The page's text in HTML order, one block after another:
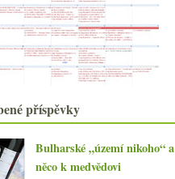
Crémant z Jury a opulentnější Pinot
z Mostu
Červená z Egeru od doktora
Stumpfa
Las Pizarras aneb velká „chladná“
Riesling s pozvánkou a další
šťavnatý z Frank
Univerzitní aukce, St.Emilion, bio
družstevní Cham...
Třikrát Jura od Château d'Arlay
příspěvky
Bulharské „území nikoho“ a
něco k medvědovi